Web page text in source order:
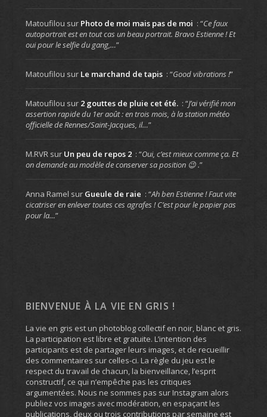
Matoufilou sur Photo de moi mais pas de moi : “Ce faux
autoportrait est en tout cas un beau portrait. Bravo Estienne ! Et
oui pour le selfie du gang,…”
Matoufilou sur Le marchand de tapis : “Good vibrations !”
Matoufilou sur 2 gouttes de pluie cet été. : “J’ai vérifié mon
assertion rapide du 1er août : en trois mois, à la station météo
officielle de Rennes/Saint-Jacques, il…”
M.RVRsur Un peu de repos 2 : “Oui, c’est mieux comme ça. Et
on demande au modèle de conserver sa position 😉 .”
Anna Ramel sur Gueule de raie : “Ah ben Estienne ! Faut vite
cicatriser en enlever toutes ces agrafes ! C’est pour le papier pas
pour la…”
BIENVENUE À LA VIE EN GRIS !
La vie en gris est un photoblog collectif en noir, blanc et gris.
La participation est libre et gratuite. L’intention des
participants est de partager leurs images, et de recueillir
des commentaires sur celles-ci. La règle du jeu est le
respect du travail de chacun, la bienveillance, l’esprit
constructif, ce qui n’empêche pas les critiques
argumentées. Nous ne sommes pas sur Instagram alors
publiez vos images avec modération, en espaçant les
publications, deux ou trois contributions par semaine est